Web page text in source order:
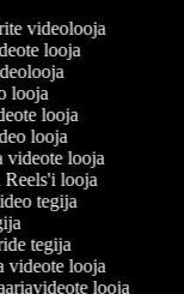
videolooja
looja
looja
looja
looja
videote looja
Reels'i looja
tegija
tegija
videote looja
looja